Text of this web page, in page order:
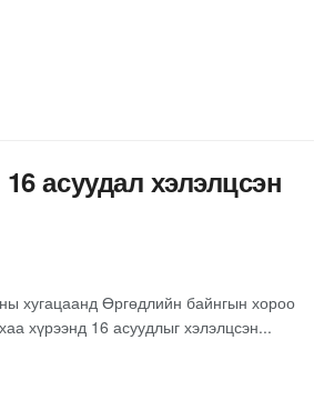
асуудал хэлэлцсэн
хугацаанд Өргөдлийн байнгын хороо
хүрээнд 16 асуудлыг хэлэлцсэн...